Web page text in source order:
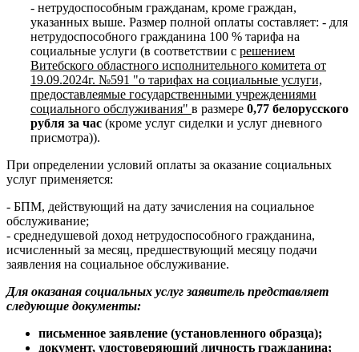
- нетрудоспособным гражданам, кроме граждан,
указанных выше. Размер полной оплаты составляет: - для
нетрудоспособного гражданина 100 % тарифа на
социальные услуги (в соответствии с решением
Витебского областного исполнительного комитета от
19.09.2024г. №591 "о тарифах на социальные услуги,
предоставлеямые государственными учреждениями
социального обслуживания" в размере 0,77 белорусского
рубля за час (кроме услуг сиделки и услуг дневного
присмотра)).
При определении условий оплаты за оказание социальных
услуг применяется:
- БПМ, действующий на дату зачисления на социальное
обслуживание;
- среднедушевой доход нетрудоспособного гражданина,
исчисленный за месяц, предшествующий месяцу подачи
заявления на социальное обслуживание.
Для оказаная социальных услуг заявитель представляет
следующие документы:
письменное заявление (установленного образца);
документ, удостоверяющий личность гражданина;